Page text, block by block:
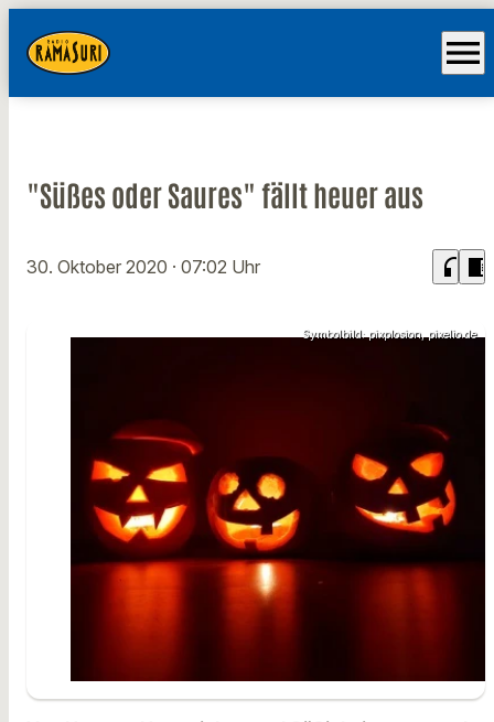
menu
"Süßes oder Saures" fällt heuer aus
30. Oktober 2020 · 07:02 Uhr headphones chrome_reader_mode
Symbolbild: pixplosion, pixelio.de